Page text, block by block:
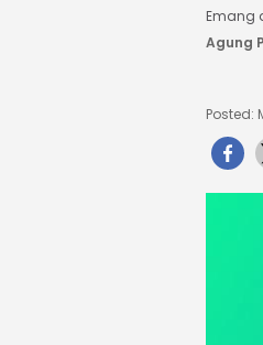
Emang
Agung
Posted: